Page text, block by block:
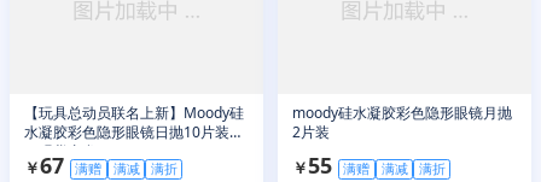
【玩具总动员联名上新】Moody硅
水凝胶彩色隐形眼镜日抛10片装
（现货直发）
￥67 满赠 满减 满折
moody硅水凝胶彩色隐形眼镜月抛
2片装
￥55 满赠 满减 满折